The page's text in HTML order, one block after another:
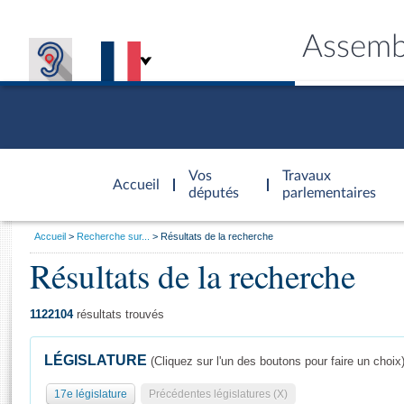
Accueil
d'accueil
Vos
députés
Travaux
parlementaires
Général
Vous
Accueil Recherche sur... Résultats de la recherche
Résultats de la recherche
1122104résultats trouvés
LÉGISLATURE (Cliquez sur l'un des boutons pour faire un choix)
17e législature Précédentes législatures (X)